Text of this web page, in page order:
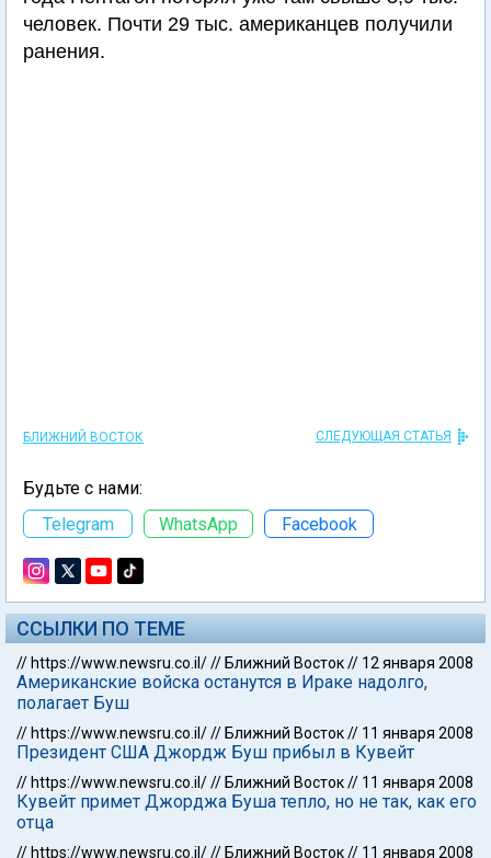
человек. Почти 29 тыс. американцев получили
ранения.
БЛИЖНИЙ ВОСТОК СЛЕДУЮЩАЯ СТАТЬЯ
Будьте с нами:
Telegram
WhatsApp Facebook
ССЫЛКИ ПО ТЕМЕ
// https://www.newsru.co.il/// Ближний Восток// 12 января 2008
Американские войска останутся в Ираке надолго,
полагает Буш
// https://www.newsru.co.il/// Ближний Восток// 11 января 2008
Президент США Джордж Буш прибыл в Кувейт
// https://www.newsru.co.il/// Ближний Восток// 11 января 2008
Кувейт примет Джорджа Буша тепло, но не так, как его
отца
// https://www.newsru.co.il/// Ближний Восток// 11 января 2008